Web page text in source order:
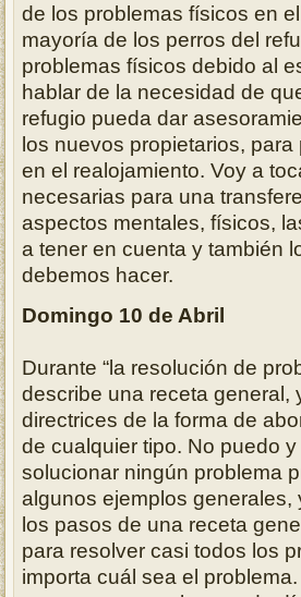
de los problemas físicos en
mayoría de los perros del
problemas físicos debido al
hablar de la necesidad de
refugio pueda dar
los nuevos propietarios, para
en el realojamiento.Voy a
necesarias para una
aspectos mentales, físicos,
a tener en cuenta y también
debemos hacer.
Domingo 10 de Abril
Durante “la resolución de
describe una receta general,
directrices de la forma de
de cualquier tipo. No puedo
solucionar ningún problema
algunos ejemplos generales,
los pasos de una receta
para resolver casi todos los
importa cuál sea el problema.